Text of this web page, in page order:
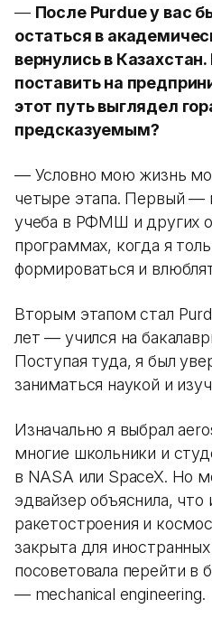
— После Purdue у вас
остаться в
вернулись в
поставить на
этот путь выглядел
предсказуемым?
— Условно мою жизнь
четыре этапа. Первый —
учеба в РФМШ и других
программах, когда я
формироваться и
Вторым этапом стал
лет — учился на
Поступая туда, я был
заниматься наукой и
Изначально я выбрал
многие школьники и
в NASA или SpaceX. Но
эдвайзер объяснила, что
ракетостроения и
закрыта для
посоветовала перейти в
— mechanical engineering.